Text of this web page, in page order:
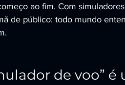
ao fim. Com
de público: todo mundo
de voo”